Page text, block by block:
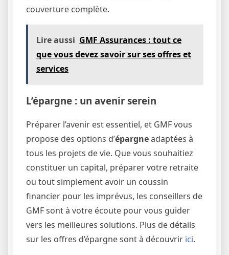
couverture complète.
Lire aussi GMF Assurances : tout ce
que vous devez savoir sur ses offres et
services
L’épargne : un avenir serein
Préparer l’avenir est essentiel, et GMF vous
propose des options d’épargneadaptées à
tous les projets de vie. Que vous souhaitiez
constituer un capital, préparer votre retraite
ou tout simplement avoir un coussin
financier pour les imprévus, les conseillers de
GMF sont à votre écoute pour vous guider
vers les meilleures solutions. Plus de détails
sur les offres d’épargne sont à découvrir ici.